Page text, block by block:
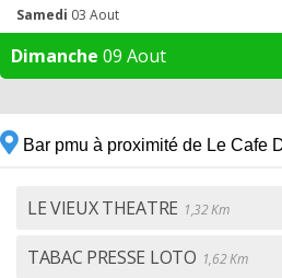
Samedi 03 Aout
Dimanche 09 Aout
Bar pmu à proximité de Le Cafe
LE VIEUX THEATRE 1,32 Km
TABAC PRESSE LOTO 1,62 Km